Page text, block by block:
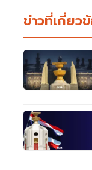
ข่าวที่เกี่ยว